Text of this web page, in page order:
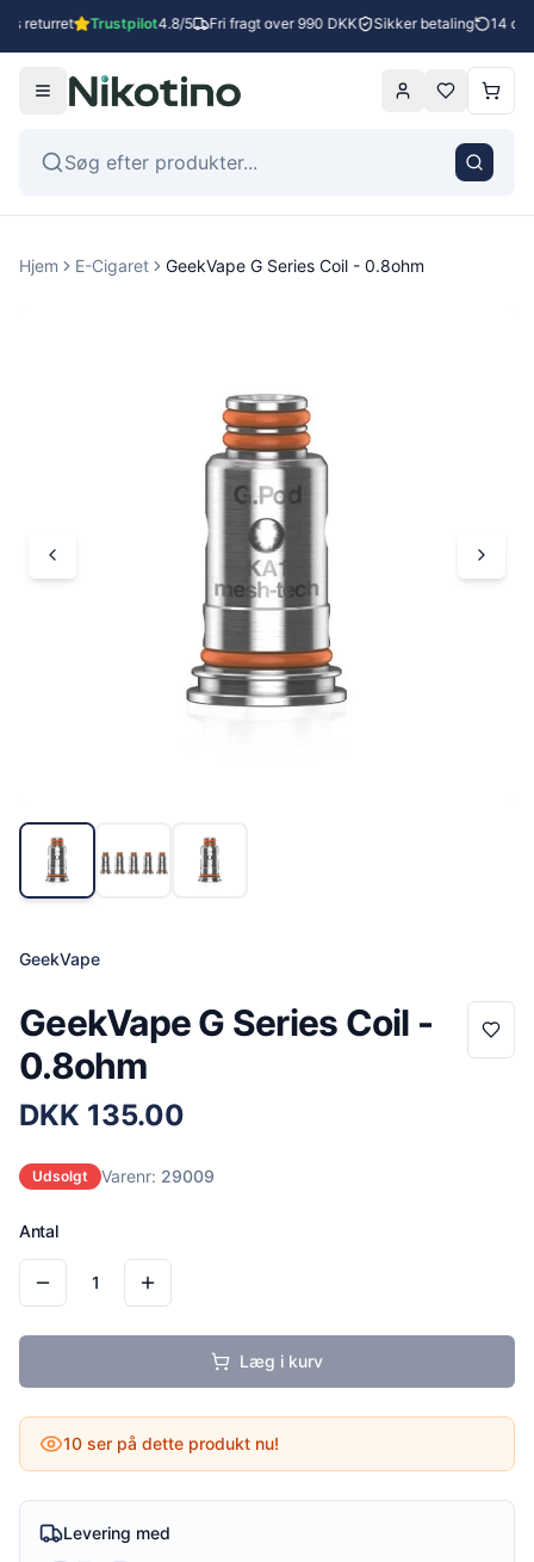
returret Trustpilot4.8/5 Fri fragt over 990 DKK Sikker betaling 14
Hjem E-Cigaret GeekVape G Series Coil - 0.8ohm
GeekVape
GeekVape G Series Coil -
0.8ohm
DKK 135.00
Udsolgt Varenr: 29009
Antal
1
Læg i kurv
10 ser på dette produkt nu!
Levering med